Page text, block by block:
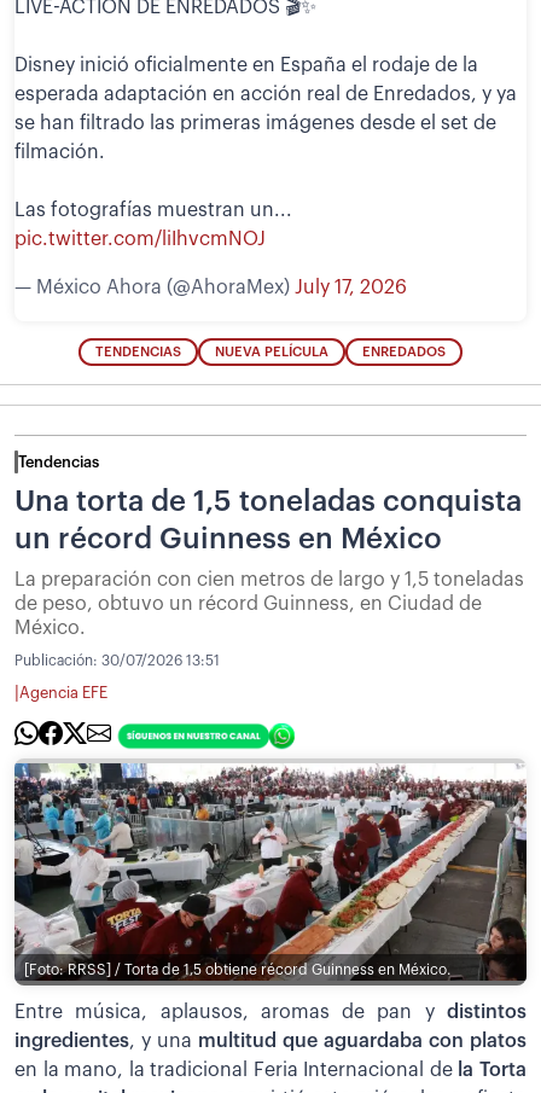
LIVE-ACTION DE ENREDADOS 🎬✨
Disney inició oficialmente en España el rodaje de la
esperada adaptación en acción real de Enredados, y ya
se han filtrado las primeras imágenes desde el set de
filmación.
Las fotografías muestran un...
pic.twitter.com/liIhvcmNOJ
— México Ahora (@AhoraMex) July 17, 2026
TENDENCIAS NUEVA PELÍCULA ENREDADOS
Tendencias
Una torta de 1,5 toneladas conquista
un récord Guinness en México
La preparación con cien metros de largo y 1,5 toneladas
de peso, obtuvo un récord Guinness, en Ciudad de
México.
Publicación: 30/07/2026 13:51
Agencia EFE
[Foto: RRSS] / Torta de 1,5 obtiene récord Guinness en México.
Entre música, aplausos, aromas de pan ydistintos
ingredientes, y una multitud que aguardaba con platos
en la mano, la tradicional Feria Internacional de la Torta